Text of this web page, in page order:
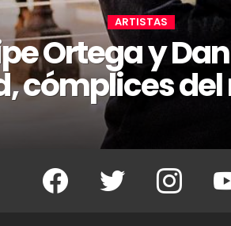
ARTISTAS
Ortega y
cómplices
Facebook Twitter Instagram